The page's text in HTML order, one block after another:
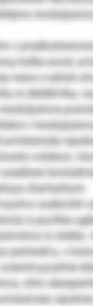
v
kolbe anod,
mere s odnim
iz dielektrika,
i
volokon, i
chertezhom.
soderzhit
iz puchka
iz
perimetru, v
chto